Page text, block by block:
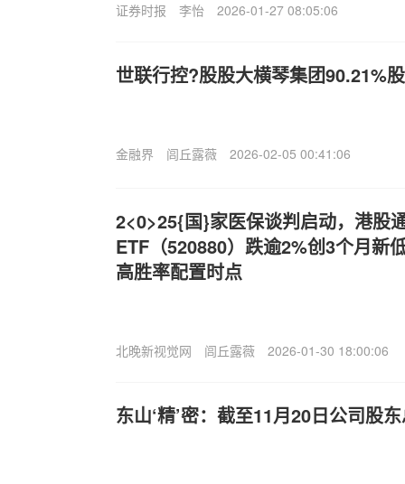
证券时报 李怡 2026-01-27 08:05:06
世联行控?股股大横琴集团90.21%
金融界 闾丘露薇 2026-02-05 00:41:06
2<0>25{国}家医保谈判启动，港股
ETF（520880）跌逾2%创3个月新
高胜率配置时点
北晚新视觉网 闾丘露薇 2026-01-30 18:00:06
东山‘精’密：截至11月20日公司股